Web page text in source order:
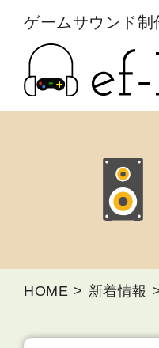
ゲームサウンド制
HOME 新着情報